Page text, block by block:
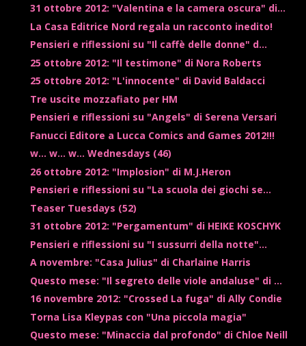
31 ottobre 2012: "Valentina e la camera oscura" di...
La Casa Editrice Nord regala un racconto inedito!
Pensieri e riflessioni su "Il caffè delle donne" d...
25 ottobre 2012: "Il testimone" di Nora Roberts
25 ottobre 2012: "L'innocente" di David Baldacci
Tre uscite mozzafiato per HM
Pensieri e riflessioni su "Angels" di Serena Versari
Fanucci Editore a Lucca Comics and Games 2012!!!
w... w... w... Wednesdays (46)
26 ottobre 2012: "Implosion" di M.J.Heron
Pensieri e riflessioni su "La scuola dei giochi se...
Teaser Tuesdays (52)
31 ottobre 2012: "Pergamentum" di HEIKE KOSCHYK
Pensieri e riflessioni su "I sussurri della notte"...
A novembre: "Casa Julius" di Charlaine Harris
Questo mese: "Il segreto delle viole andaluse" di ...
16 novembre 2012: "Crossed La fuga" di Ally Condie
Torna Lisa Kleypas con "Una piccola magia"
Questo mese: "Minaccia dal profondo" di Chloe Neill